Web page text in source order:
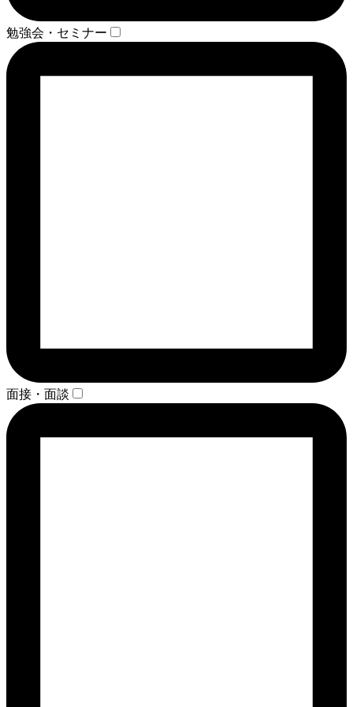
勉強会・セミナー
面接・面談